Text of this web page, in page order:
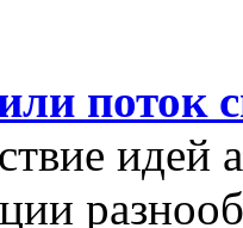
поток
идей